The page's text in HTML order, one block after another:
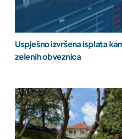
Uspješno izvršena isplata
zelenih obveznica